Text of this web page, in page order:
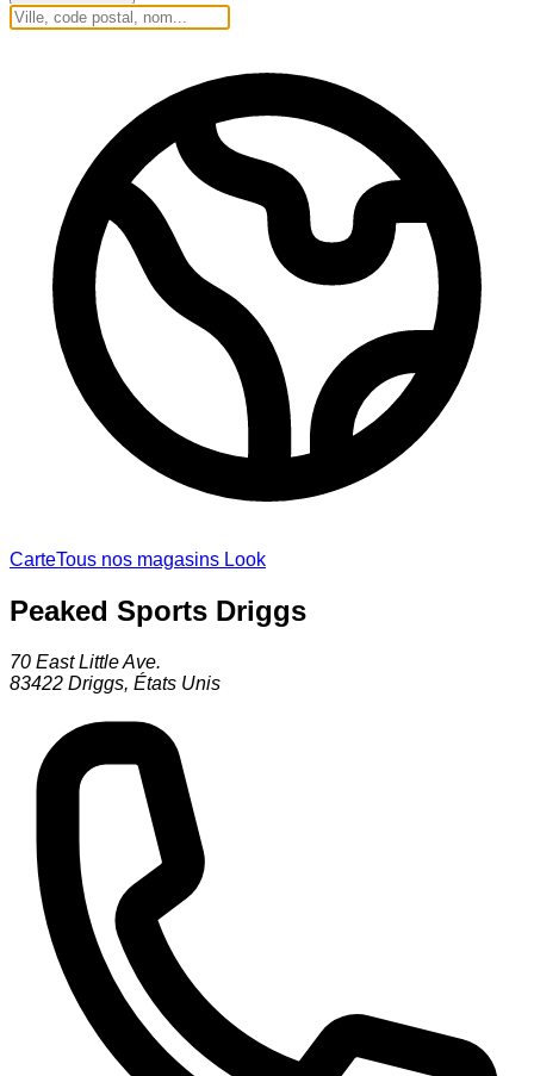
CarteTous nos magasins Look
Peaked Sports Driggs
70 East Little Ave.
83422 Driggs, États Unis